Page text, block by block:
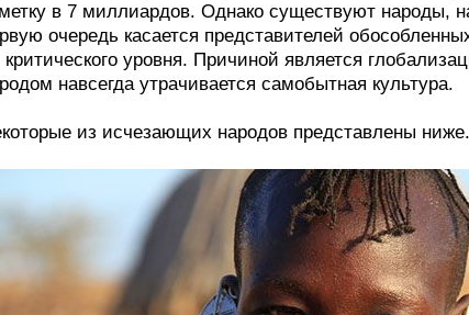
в 7 миллиардов. Однако существуют народы,
очередь касается представителей
критического уровня. Причиной является
навсегда утрачивается самобытная культура.
из исчезающих народов представлены ниже.